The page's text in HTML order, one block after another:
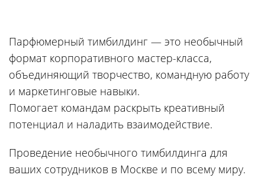
Парфюмерный тимбилдинг — это необычный
формат корпоративного мастер-класса,
объединяющий творчество, командную работу
и маркетинговые навыки.
Помогает командам раскрыть креативный
потенциал и наладить взаимодействие.
Проведение необычного тимбилдинга для
ваших сотрудников в Москве и по всему миру.